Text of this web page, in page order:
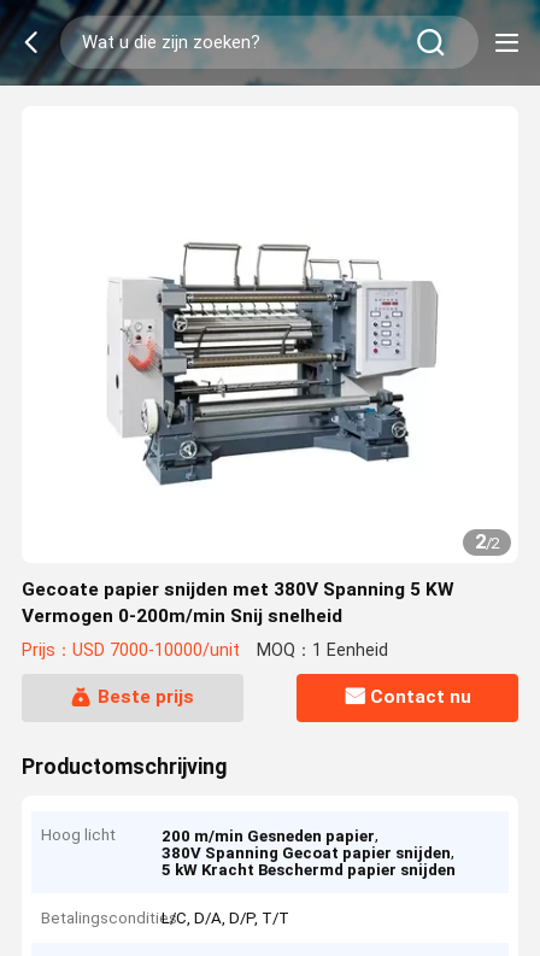
2/2
Gecoate papier snijden met 380V Spanning 5 KW
Vermogen 0-200m/min Snij snelheid
Prijs：USD 7000-10000/unit MOQ：1 Eenheid
Beste prijs Contact nu
Productomschrijving
Hoog licht 200 m/min Gesneden papier,
380V Spanning Gecoat papier snijden,
5 kW Kracht Beschermd papier snijden
BetalingsconditiesL/C, D/A, D/P, T/T